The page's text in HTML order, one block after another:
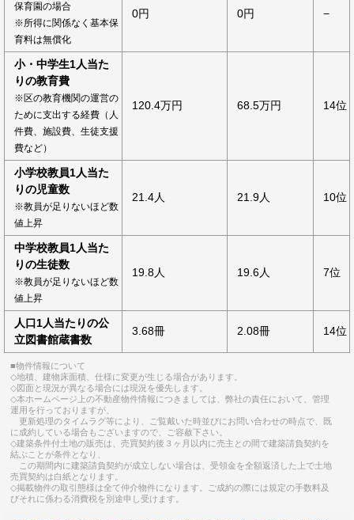
保育園の場合
※所得に関係なく基本保
育料は無償化
0円 0円 −
小・中学生1人当た
りの教育費
※区の教育機関の運営の
ために支出する経費（人
件費、施設費、生徒支援
費など）
120.4万円 68.5万円 14位
小学校教員1人当た
りの児童数
※教員が足りないほど数
値上昇
21.4人 21.9人 10位
中学校教員1人当た
りの生徒数
※教員が足りないほど数
値上昇
19.8人 19.6人 7位
人口1人当たりの公
立図書館蔵書数
3.68冊 2.08冊 14位
■物件情報について
◇地積、建物床面積、仕様に変更が生じる場合があります。
◇図面と現況が異なる場合には現況を優先します。
◇本ホームページ上の不動産物件情報につきましては、弊社の責任において、管理
運用を行っておりますが、
更新処理のタイムラグ等により、ご覧戴いた時並びにお問い合わせの時点で、既
に成約している場合もございますので、ご容赦下さい。
◇建築条件付土地の販売は、売買契約後３ヶ月以内に売主との間で建築請負契約を
結ぶことが条件となり、
この期間内に建築請負契約が成立しない場合は、受領金を全額返済した上で土地
売買契約は白紙となります。
◇掲載物件の取引態様は全て仲介物件になります。ご成約の際には規定の手数料及
びそれに係わる消費税を別途申し受けます。